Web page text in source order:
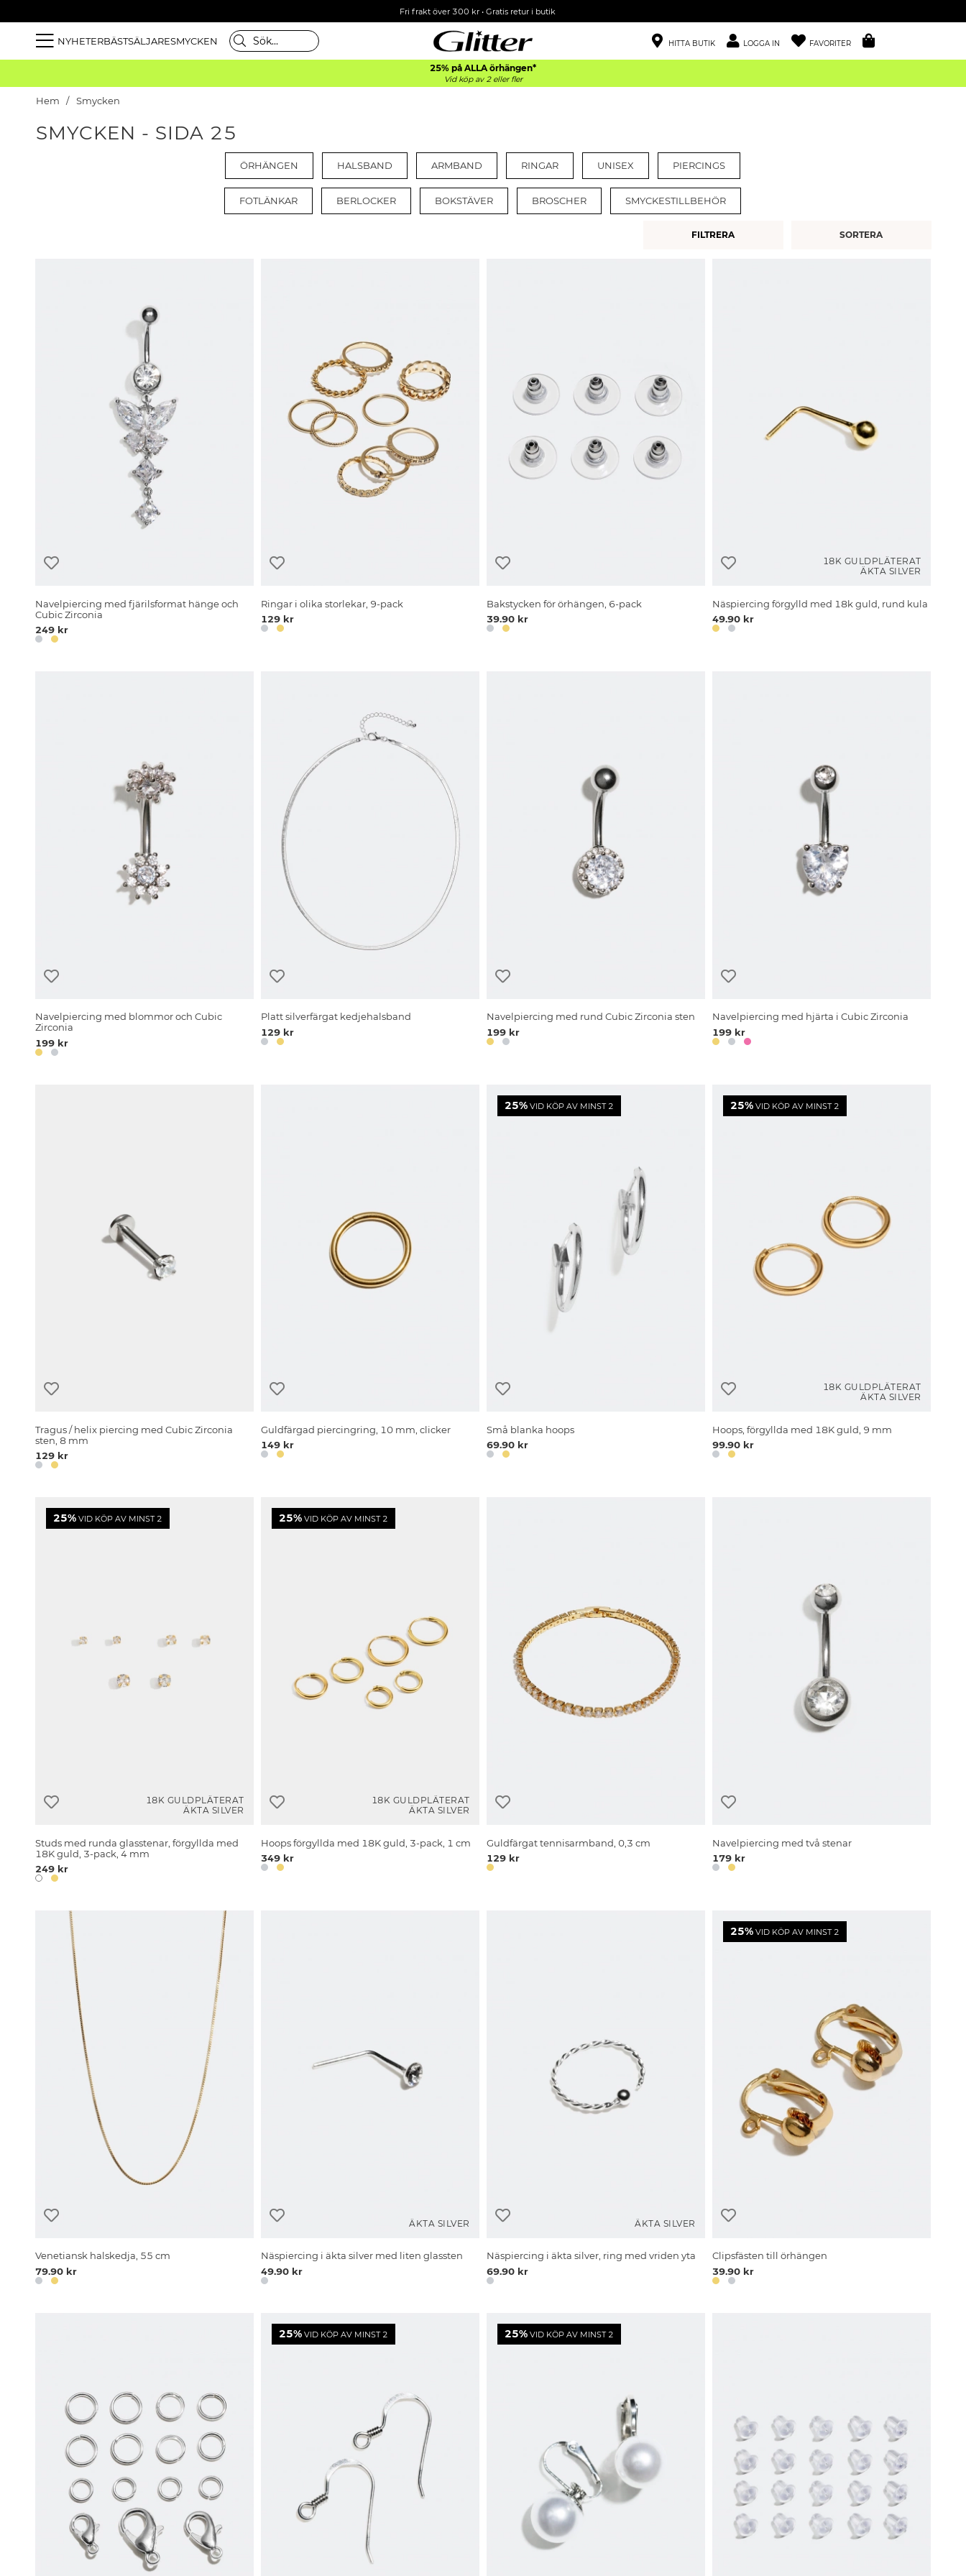
Fri frakt över 300 kr• Gratis retur i butik
NYHETERBÄSTSÄLJARESMYCKEN HITTA BUTIK LOGGA IN FAVORITER
25% på ALLA örhängen*
Vid köp av 2 eller fler
Hem Smycken
SMYCKEN - SIDA 25
ÖRHÄNGEN HALSBAND ARMBAND RINGAR UNISEX PIERCINGS
FOTLÄNKAR BERLOCKER BOKSTÄVER BROSCHER SMYCKESTILLBEHÖR
FILTRERA
Navelpiercing med fjärilsformat hänge och
Cubic Zirconia
249 kr
Ringar i olika storlekar, 9-pack
129 kr
Bakstycken för örhängen, 6-pack
39.90 kr
18K GULDPLÄTERAT
ÄKTA SILVER
Näspiercing förgylld med 18k guld, rund kula
49.90 kr
Navelpiercing med blommor och Cubic
Zirconia
199 kr
Platt silverfärgat kedjehalsband
129 kr
Navelpiercing med rund Cubic Zirconia sten
199 kr
Navelpiercing med hjärta i Cubic Zirconia
199 kr
Tragus / helix piercing med Cubic Zirconia
sten, 8 mm
129 kr
Guldfärgad piercingring, 10 mm, clicker
149 kr
25% VID KÖP AV MINST 2
Små blanka hoops
69.90 kr
25% VID KÖP AV MINST 2
18K GULDPLÄTERAT
ÄKTA SILVER
Hoops, förgyllda med 18K guld, 9 mm
99.90 kr
25% VID KÖP AV MINST 2
18K GULDPLÄTERAT
ÄKTA SILVER
Studs med runda glasstenar, förgyllda med
18K guld, 3-pack, 4 mm
249 kr
25% VID KÖP AV MINST 2
18K GULDPLÄTERAT
ÄKTA SILVER
Hoops förgyllda med 18K guld, 3-pack, 1 cm
349 kr
Guldfärgat tennisarmband, 0,3 cm
129 kr
Navelpiercing med två stenar
179 kr
Venetiansk halskedja, 55 cm
79.90 kr
ÄKTA SILVER
Näspiercing i äkta silver med liten glassten
49.90 kr
ÄKTA SILVER
Näspiercing i äkta silver, ring med vriden yta
69.90 kr
25% VID KÖP AV MINST 2
Clipsfästen till örhängen
39.90 kr
25% VID KÖP AV MINST 2 25% VID KÖP AV MINST 2